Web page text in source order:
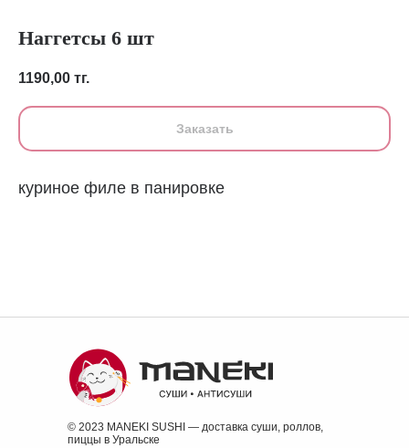
Наггетсы 6 шт
1190,00 тг.
Заказать
куриное филе в панировке
© 2023 MANEKI SUSHI — доставка суши, роллов,
пиццы в Уральске